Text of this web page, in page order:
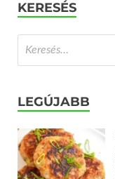
KERESÉS
LEGÚJABB